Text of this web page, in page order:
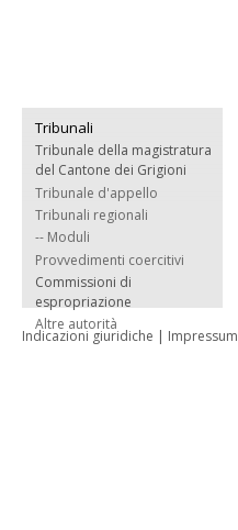
Tribunali
Tribunale della magistratura
del Cantone dei Grigioni
Tribunale d'appello
Tribunali regionali
-- Moduli
Provvedimenti coercitivi
Commissioni di
espropriazione
Altre autorità
Indicazioni giuridiche | Impressum